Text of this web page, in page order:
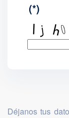
(*)
Déjanos tus